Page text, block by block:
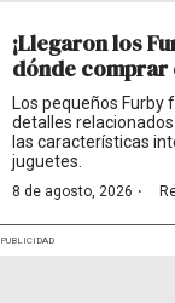
¡Llegaron los
dónde comprar
Los pequeños Furby
detalles
las características
juguetes.
8 de agosto, 2026 ·
PUBLICIDAD